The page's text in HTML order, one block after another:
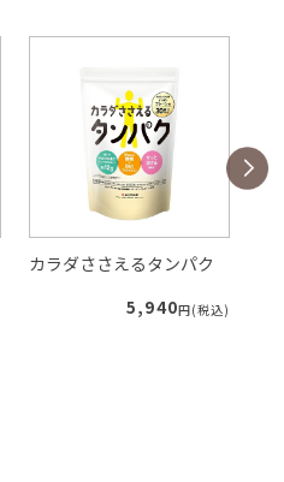
カラダささえるタンパク
5,940円(税込)